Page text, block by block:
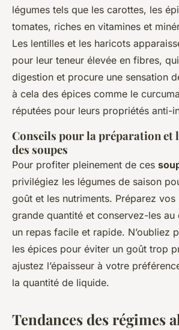
légumes tels que les carottes, les
tomates, riches en vitamines et
Les lentilles et les haricots
pour leur teneur élevée en fibres,
digestion et procure une sensation
à cela des épices comme le
réputées pour leurs propriétés anti-
Conseils pour la préparation et
des soupes
Pour profiter pleinement de ces
privilégiez les légumes de saison
goût et les nutriments. Préparez vos
grande quantité et conservez-les
un repas facile et rapide. N’oubliez
les épices pour éviter un goût trop
ajustez l’épaisseur à votre
la quantité de liquide.
Tendances des régimes